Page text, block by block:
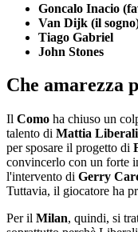
Goncalo Inacio
Van Dijk (il
Tiago Gabriel
John Stones
Che amarezza
Il Como ha chiuso un
talento di Mattia Liberali
per sposare il progetto di
convincerlo con un forte
l'intervento di Gerry
Tuttavia, il giocatore ha
Per il Milan, quindi, si